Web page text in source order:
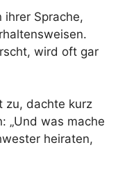
ihrer Sprache,
wird oft gar
zu, dachte kurz
„Und was mache
heiraten,